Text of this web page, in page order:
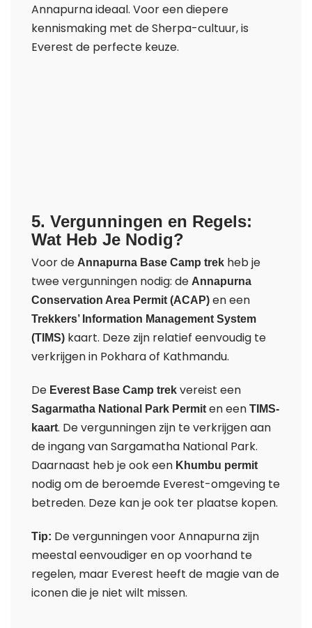
Annapurna ideaal. Voor een diepere
kennismaking met de Sherpa-cultuur, is
Everest de perfecte keuze.
5. Vergunningen en Regels:
Wat Heb Je Nodig?
Voor de Annapurna Base Camp trek heb je
twee vergunningen nodig: de Annapurna
Conservation Area Permit (ACAP) en een
Trekkers’ Information Management System
(TIMS) kaart. Deze zijn relatief eenvoudig te
verkrijgen in Pokhara of Kathmandu.
De Everest Base Camp trek vereist een
Sagarmatha National Park Permit en een TIMS-
kaart. De vergunningen zijn te verkrijgen aan
de ingang van Sargamatha National Park.
Daarnaast heb je ook een Khumbu permit
nodig om de beroemde Everest-omgeving te
betreden. Deze kan je ook ter plaatse kopen.
Tip: De vergunningen voor Annapurna zijn
meestal eenvoudiger en op voorhand te
regelen, maar Everest heeft de magie van de
iconen die je niet wilt missen.